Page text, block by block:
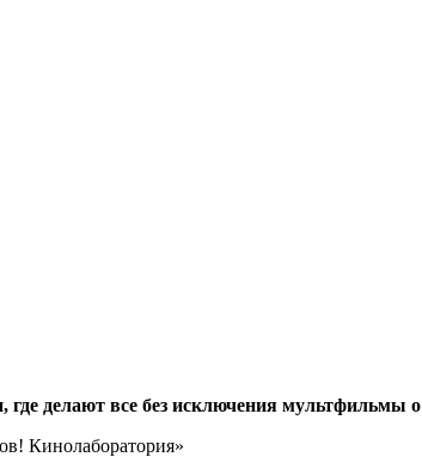
где делают все без исключения мультфильмы
Кинолаборатория»